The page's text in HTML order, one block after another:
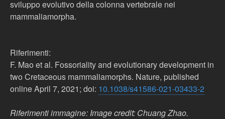
sviluppo evolutivo della colonna vertebrale nei
mammaliamorpha.
Riferimenti:
F. Mao et al. Fossoriality and evolutionary development in
two Cretaceous mammaliamorphs. Nature, published
online April 7, 2021; doi: 10.1038/s41586-021-03433-2
Riferimenti immagine: Image credit: Chuang Zhao.